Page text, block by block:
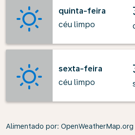
quinta-feira
céu limpo
sexta-feira
céu limpo
Alimentado por: OpenWeatherMap.org